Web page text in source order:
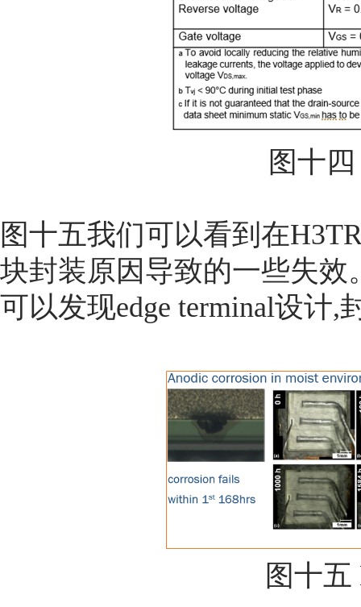
图十
图十五我们可以看到在
块封装原因导致的一些失
可以发现edge terminal设计
图十